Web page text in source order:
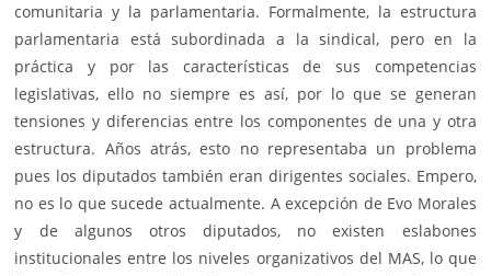
comunitaria y la parlamentaria. Formalmente, la estructura
parlamentaria está subordinada a la sindical, pero en la
práctica y por las características de sus competencias
legislativas, ello no siempre es así, por lo que se generan
tensiones y diferencias entre los componentes de una y otra
estructura. Años atrás, esto no representaba un problema
pues los diputados también eran dirigentes sociales. Empero,
no es lo que sucede actualmente. A excepción de Evo Morales
y de algunos otros diputados, no existen eslabones
institucionales entre los niveles organizativos del MAS, lo que